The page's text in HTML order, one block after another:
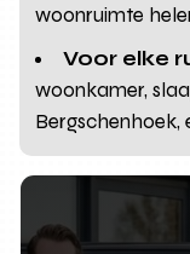
woonruimte
Voor elke
woonkamer,
Bergschenhoek,